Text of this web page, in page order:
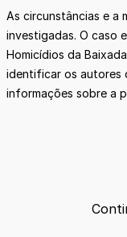
As circunstâncias e a
investigadas. O caso
Homicídios da
identificar os autores
informações sobre a